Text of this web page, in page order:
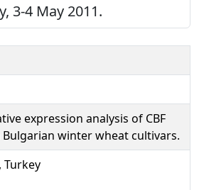
3-4 May 2011.
expression analysis of CBF
Bulgarian winter wheat cultivars.
Turkey